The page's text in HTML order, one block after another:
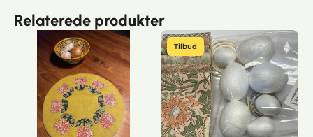
Relaterede produkter
Tilbud